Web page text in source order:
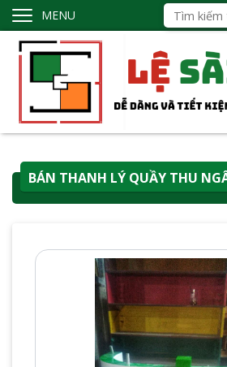
MENU
BÁN THANH LÝ QUẦY THU